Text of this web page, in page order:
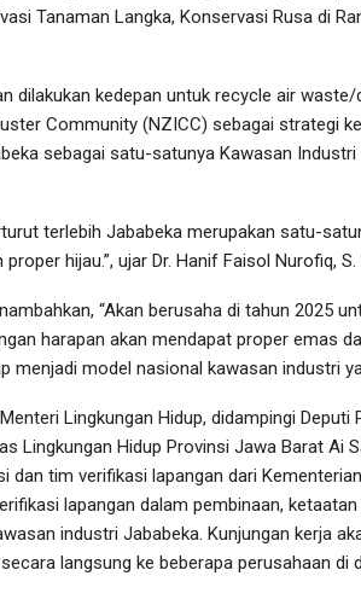
Tanaman Langka, Konservasi Rusa di
dilakukan kedepan untuk recycle air
Community (NZICC) sebagai strategi
sebagai satu-satunya Kawasan
terlebih Jababeka merupakan satu-
hijau.”, ujar Dr. Hanif Faisol Nurofiq, S.
“Akan berusaha di tahun 2025
harapan akan mendapat proper emas
menjadi model nasional kawasan industri
Lingkungan Hidup, didampingi Deputi
Lingkungan Hidup Provinsi Jawa Barat Ai
dan tim verifikasi lapangan dari
lapangan dalam pembinaan,
industri Jababeka. Kunjungan kerja
langsung ke beberapa perusahaan di